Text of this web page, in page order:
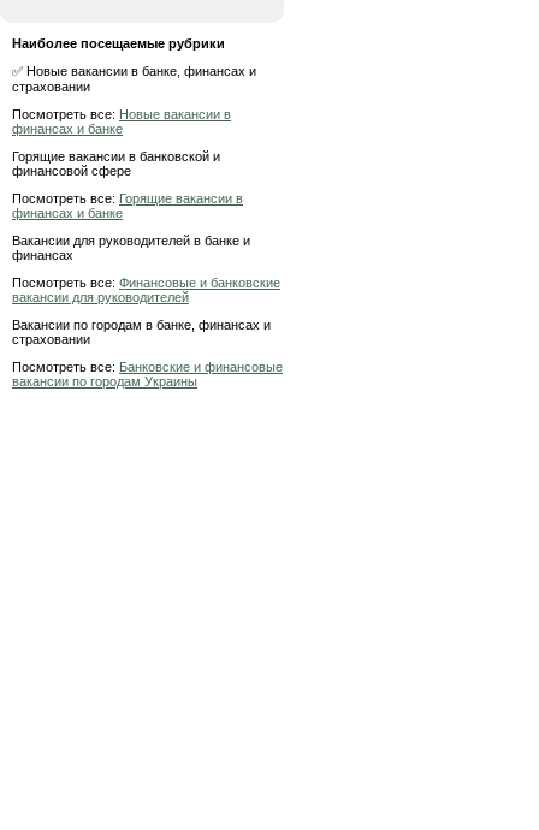
Наиболее посещаемые рубрики
✅ Новые вакансии в банке, финансах и
страховании
Посмотреть все: Новые вакансии в
финансах и банке
Горящие вакансии в банковской и
финансовой сфере
Посмотреть все: Горящие вакансии в
финансах и банке
Вакансии для руководителей в банке и
финансах
Посмотреть все: Финансовые и банковские
вакансии для руководителей
Вакансии по городам в банке, финансах и
страховании
Посмотреть все: Банковские и финансовые
вакансии по городам Украины